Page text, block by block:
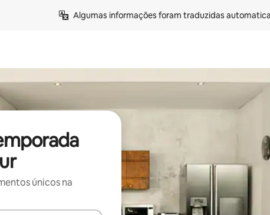
Algumas informações foram traduzidas
únicos na